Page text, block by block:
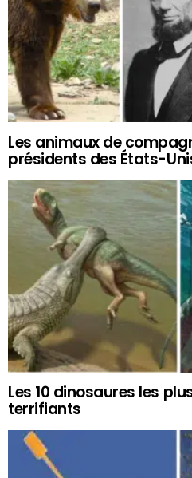
Les animaux de
présidents des États-
Les 10 dinosaures les
terrifiants